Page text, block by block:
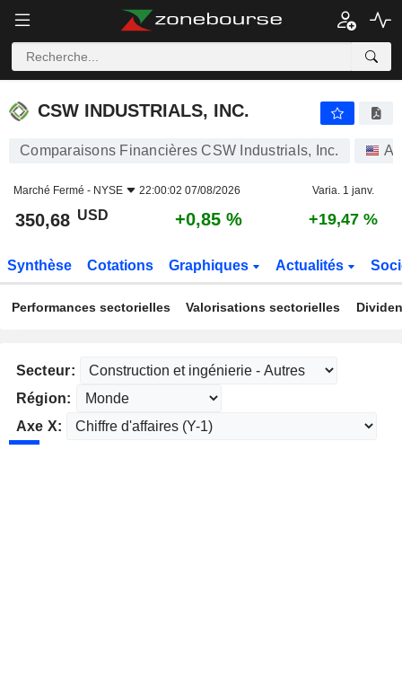
CSW INDUSTRIALS, INC.
CSW INDUSTRIALS, INC.
Comparaisons Financières CSW Industrials, Inc.
Marché Fermé - NYSE 22:00:02 07/08/2026 Varia. 1 janv.
350,68 USD +0,85 % +19,47 %
Synthèse Cotations Graphiques Actualités
Performances sectorielles Valorisations sectorielles
Secteur:
Région:
Axe X: